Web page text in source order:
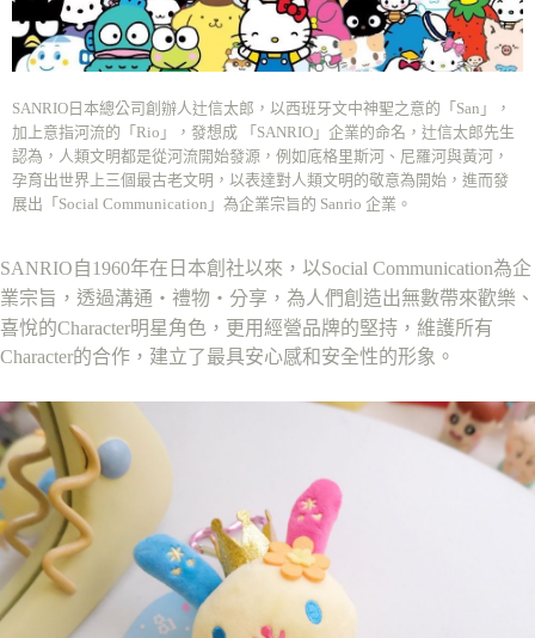
後付繳納相關費用。
※ 交易是否成功請以「AFTEE先享後付 」之結帳頁面顯示為準，若有關於
是否繳費成功／繳費後需取消欲退款等相關疑問，請聯繫「AFTEE先享後付
客戶支援中心」https://netprotections.freshdesk.com/support/home
【注意事項】
１．透過由恩沛科技股份有限公司提供之「AFTEE先享後付」服務完成之交
易，需依本服務之必要範圍內提供個人資料，並將交易相關給付款項請求債
權轉讓予恩沛科技股份有限公司。
２．關於個人資料處理事宜，請瀏覽以下網址：
「AFTEE先享後付」，若未經同意申辦者引起之損失，本公司不負相關責
任。
４．使用「AFTEE先享後付」時，將依據個別帳號之用戶狀況，依本公司即
時審查核予不同之上限額度；若仍有額度不足之情形，本公司將視審查結果
請求用戶進行身份認證。
付款後7-11取貨
每筆NT$70，滿NT$899(含以上)免運費
宅配
每筆NT$80，滿NT$899(含以上)免運費
國家/地區配送 查看運費
SANRIO日本總公司創辦人辻信太郎，以西班牙文中神聖之意的「San」，
加上意指河流的「Rio」，發想成 「SANRIO」企業的命名，辻信太郎先生
認為，人類文明都是從河流開始發源，例如底格里斯河、尼羅河與黃河，
孕育出世界上三個最古老文明，以表達對人類文明的敬意為開始，進而發
展出「Social Communication」為企業宗旨的 Sanrio 企業。
SANRIO自1960年在日本創社以來，以Social Communication為企
業宗旨，透過溝通‧禮物‧分享，為人們創造出無數帶來歡樂、
喜悅的Character明星角色，更用經營品牌的堅持，維護所有
Character的合作，建立了最具安心感和安全性的形象。